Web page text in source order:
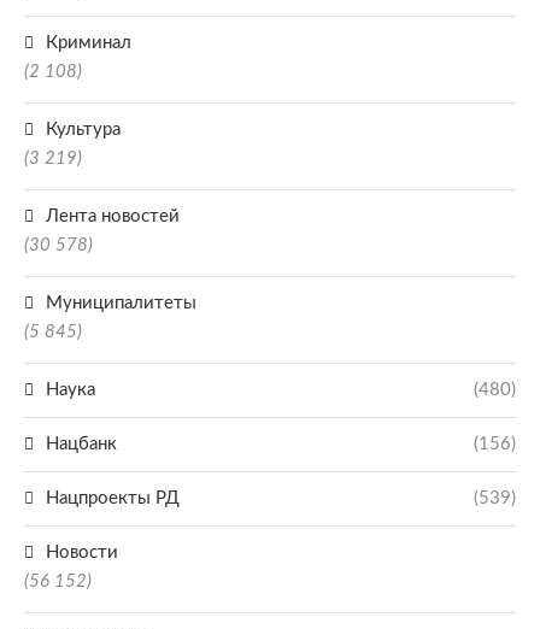
Криминал
(2 108)
Культура
(3 219)
Лента новостей
(30 578)
Муниципалитеты
(5 845)
Наука (480)
Нацбанк (156)
Нацпроекты РД (539)
Новости
(56 152)